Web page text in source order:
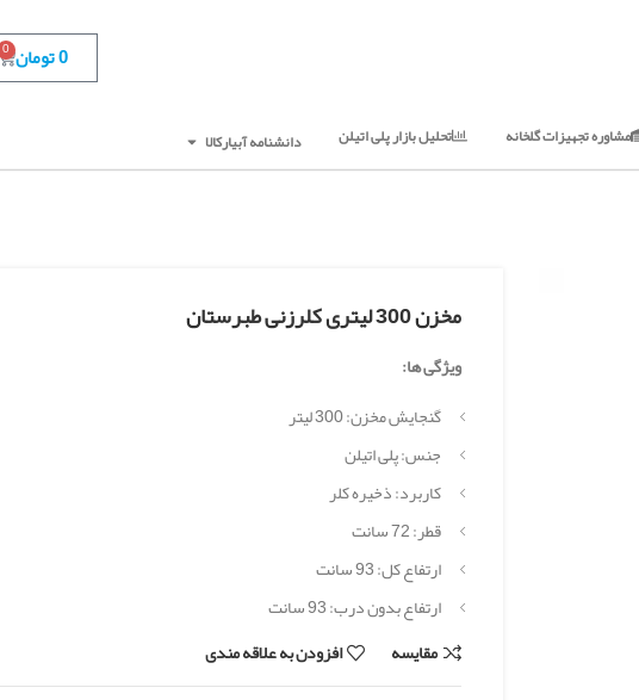
0تومان 0
مشاوره تجهیزات گلخانه تحلیل بازار پلی اتیلن دانشنامه آبیارکالا
مخزن 300 لیتری کلرزنی طبرستان
ویژگی ها:
گنجایش مخزن: 300 لیتر
جنس: پلی اتیلن
کاربرد: ذخیره کلر
قطر: 72 سانت
ارتفاع کل: 93 سانت
ارتفاع بدون درب: 93 سانت
مقایسه
افزودن به علاقه مندی